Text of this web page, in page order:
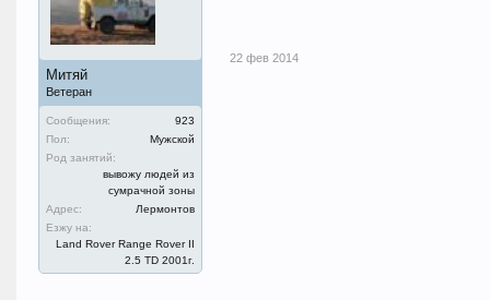
И силы духа не терять!
Митяй
Ветеран
Сообщения:
923
Пол:
Мужской
Род занятий:
вывожу людей из
сумрачной зоны
Адрес:
Лермонтов
Езжу на:
Land Rover Range Rover II
2.5 TD 2001г.
22 фев 2014